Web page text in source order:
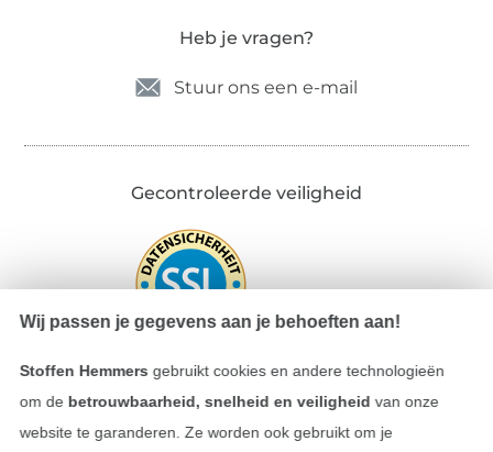
Heb je vragen?
Stuur ons een e-mail
Gecontroleerde veiligheid
Betalen met
Wij passen je gegevens aan je behoeften aan!
Stoffen Hemmers gebruikt cookies en andere technologieën
om de betrouwbaarheid, snelheid en veiligheid van onze
website te garanderen. Ze worden ook gebruikt om je